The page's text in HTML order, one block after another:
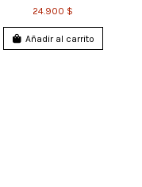
24.900 $
Añadir al carrito